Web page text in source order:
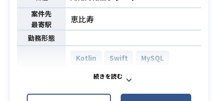
マイクロサービスアーキテクチャを
採用し、複数のサービス（アプリケ
それぞれのサービスはおもに、「Ru
by on Railsを利用したサーバサイ
き
・入居時の傷や汚れの申請
・入退去時の電気やガスの自動切
い合わせ AIによるお問い合わせの自
動回答
案件先
最寄駅
恵比寿
勤務形態
Kotlin Swift
MySQL
PostgreSQL
AWS (Amazon Web Services)